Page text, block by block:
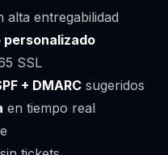
alta entregabilidad
personalizado
SSL
+ DMARC sugeridos
en tiempo real